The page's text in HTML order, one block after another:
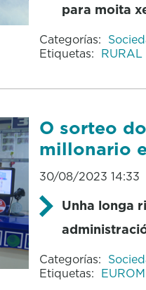
para moita
Categorías:
Etiquetas: RURAL
O sorteo
millonario
30/08/2023 14:33
Unha longa
Categorías:
Etiquetas: